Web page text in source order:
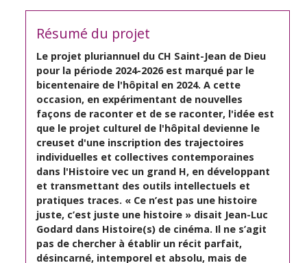
Résumé du projet
Le projet pluriannuel du CH Saint-Jean de Dieu
pour la période 2024-2026 est marqué par le
bicentenaire de l'hôpital en 2024. A cette
occasion, en expérimentant de nouvelles
façons de raconter et de se raconter, l'idée est
que le projet culturel de l'hôpital devienne le
creuset d'une inscription des trajectoires
individuelles et collectives contemporaines
dans l'Histoire vec un grand H, en développant
et transmettant des outils intellectuels et
pratiques traces. « Ce n’est pas une histoire
juste, c’est juste une histoire » disait Jean-Luc
Godard dans Histoire(s) de cinéma. Il ne s’agit
pas de chercher à établir un récit parfait,
désincarné, intemporel et absolu, mais de